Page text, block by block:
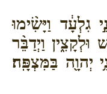
גִלְעָ֔ד וַיָּשִׂ֨ימוּ
וַיְדַבֵּ֨ר
יְהוָ֖ה בַּמִּצְפָּֽה׃